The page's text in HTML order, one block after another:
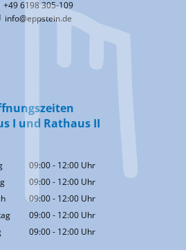
+49 6198 305-109
info@eppstein.de
I und Rathaus II
09:00- 12:00 Uhr
Von 09:00 bis 12:00 Uhr
09:00- 12:00 Uhr
Von 09:00 bis 12:00 Uhr
09:00- 12:00 Uhr
Von 09:00 bis 12:00 Uhr
09:00- 12:00 Uhr
Von 09:00 bis 12:00 Uhr
09:00- 12:00 Uhr